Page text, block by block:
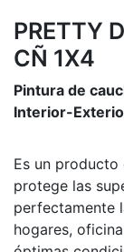
PRETTY
CÑ 1X4
Pintura de
Interior-
Es un
protege las
perfectamente
hogares,